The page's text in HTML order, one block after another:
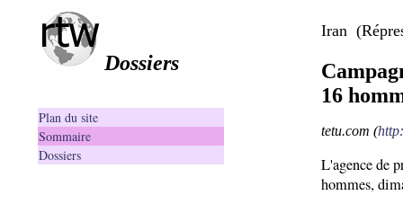
Dossiers
Plan du site
Sommaire
Dossiers
Iran
16
tetu.com (
L'agence de
hommes,